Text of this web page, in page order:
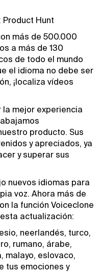
Product Hunt
más de 500.000
a más de 130
de todo el mundo
el idioma no debe ser
¡localiza vídeos
mejor experiencia
producto. Sus
y apreciados, ya
y superar sus
nuevos idiomas para
voz. Ahora más de
la función Voiceclone
actualización:
neerlandés, turco,
rumano, árabe,
malayo, eslovaco,
tus emociones y